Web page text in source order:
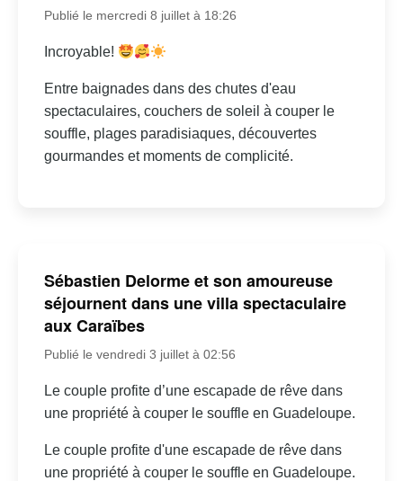
Publié le mercredi 8 juillet à 18:26
Incroyable!
Entre baignades dans des chutes d'eau
spectaculaires, couchers de soleil à couper le
souffle, plages paradisiaques, découvertes
gourmandes et moments de complicité.
Sébastien Delorme et son amoureuse
séjournent dans une villa spectaculaire
aux Caraïbes
Publié le vendredi 3 juillet à 02:56
Le couple profite d’une escapade de rêve dans
une propriété à couper le souffle en Guadeloupe.
Le couple profite d'une escapade de rêve dans
une propriété à couper le souffle en Guadeloupe.